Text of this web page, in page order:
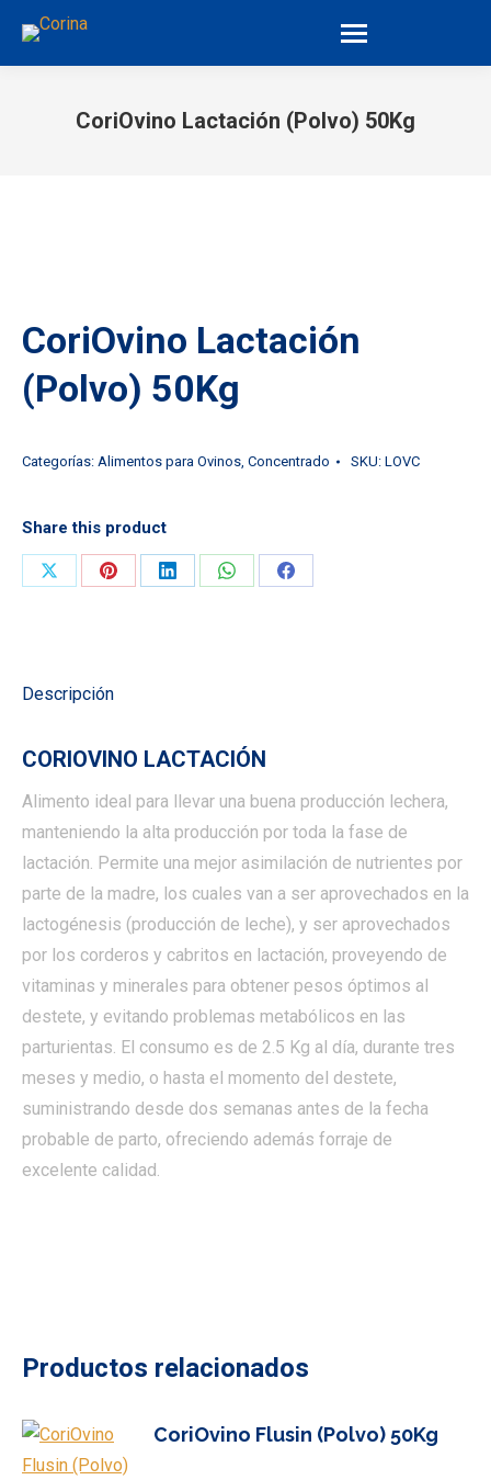
CoriOvino Lactación (Polvo) 50Kg
CoriOvino Lactación
(Polvo) 50Kg
Categorías: Alimentos para Ovinos, Concentrado SKU: LOVC
Share this product
CompartirCompartirCompartirCompartirCompartir
Descripción
CORIOVINO LACTACIÓN
Alimento ideal para llevar una buena producción lechera,
manteniendo la alta producción por toda la fase de
lactación. Permite una mejor asimilación de nutrientes por
parte de la madre, los cuales van a ser aprovechados en la
lactogénesis (producción de leche), y ser aprovechados
por los corderos y cabritos en lactación, proveyendo de
vitaminas y minerales para obtener pesos óptimos al
destete, y evitando problemas metabólicos en las
parturientas. El consumo es de 2.5 Kg al día, durante tres
meses y medio, o hasta el momento del destete,
suministrando desde dos semanas antes de la fecha
probable de parto, ofreciendo además forraje de
excelente calidad.
Productos relacionados
CoriOvino Flusin (Polvo) 50Kg